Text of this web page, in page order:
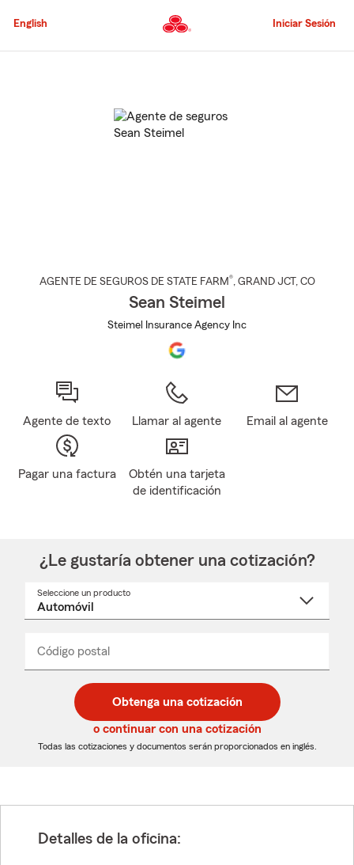
al
principal
English Iniciar Sesión
AGENTE DE SEGUROS DE STATE FARM®, GRAND JCT , CO
Sean Steimel
Steimel Insurance Agency Inc
Agente de texto Llamar al agente Email al agente
Pagar una factura
Obtén una tarjeta
de identificación
¿Le gustaría obtener una cotización?
Seleccione un producto
desplegable
Código postal
de
5
dígitos
de
5
dígitos
_____
Obtenga una cotización
o continuar con una cotización
Todas las cotizaciones y documentos serán proporcionados en inglés.
Detalles de la oficina: